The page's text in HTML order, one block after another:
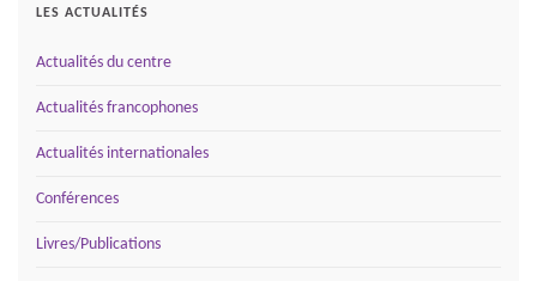
LES ACTUALITÉS
Actualités du centre
Actualités francophones
Actualités internationales
Conférences
Livres/Publications